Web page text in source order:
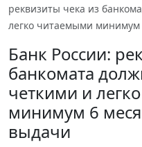
реквизиты чека из
легко читаемыми минимум
Банк России:
банкомата
четкими и
минимум 6
выдачи